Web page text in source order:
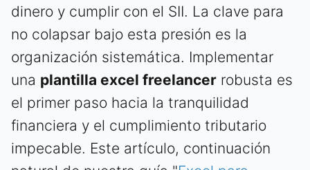
dinero y cumplir con el SII. La clave para
no colapsar bajo esta presión es la
organización sistemática. Implementar
una plantilla excel freelancer robusta es
el primer paso hacia la tranquilidad
financiera y el cumplimiento tributario
impecable. Este artículo, continuación